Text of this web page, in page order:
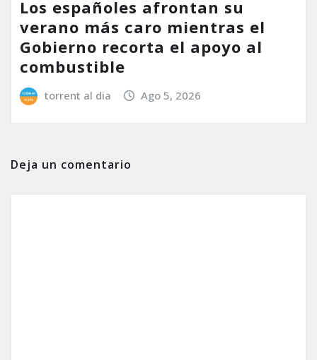
Los españoles afrontan su
verano más caro mientras el
Gobierno recorta el apoyo al
combustible
torrent al dia Ago 5, 2026
Deja un comentario